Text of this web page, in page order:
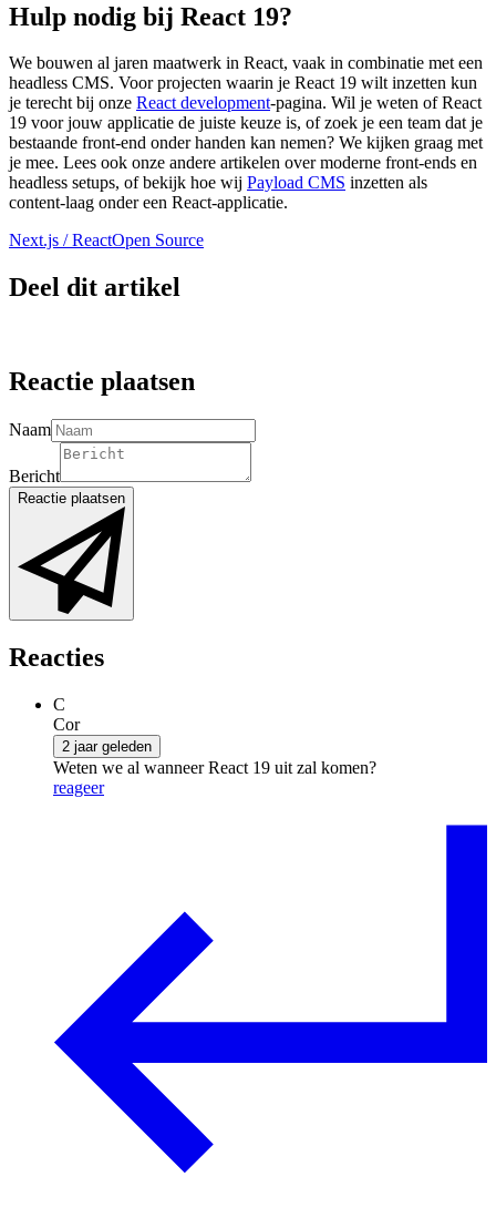
Hulp nodig bij React 19?
We bouwen al jaren maatwerk in React, vaak in combinatie met een
headless CMS. Voor projecten waarin je React 19 wilt inzetten kun
je terecht bij onze React development-pagina. Wil je weten of React
19 voor jouw applicatie de juiste keuze is, of zoek je een team dat je
bestaande front-end onder handen kan nemen? We kijken graag met
je mee. Lees ook onze andere artikelen over moderne front-ends en
headless setups, of bekijk hoe wij Payload CMS inzetten als
content-laag onder een React-applicatie.
Next.js / ReactOpen Source
Deel dit artikel
Reactie plaatsen
Naam
Bericht
Reactie plaatsen
Reacties
C
Cor
2 jaar geleden
Weten we al wanneer React 19 uit zal komen?
reageer